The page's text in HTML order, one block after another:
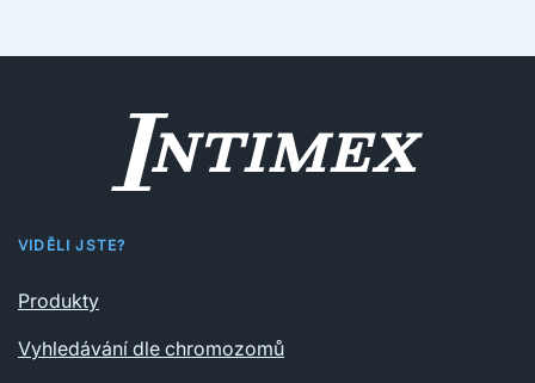
VIDĚLI JSTE?
Produkty
Vyhledávání dle chromozomů